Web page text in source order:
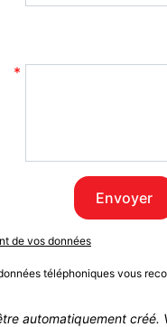
Envoyer
de vos données
téléphoniques vous
automatiquement